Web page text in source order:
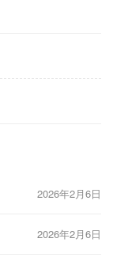
2026年2月6日
2026年2月6日